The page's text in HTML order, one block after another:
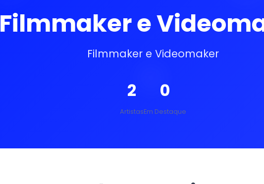
Filmmaker e
Filmmaker e Videomaker
2
Artistas
0
Em Destaque